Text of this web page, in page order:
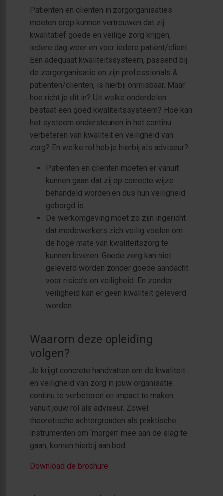
Patiënten en cliënten in zorgorganisaties
moeten erop kunnen vertrouwen dat zij
kwalitatief goede en veilige zorg krijgen,
iedere dag weer en voor iedere patiënt/client.
Een adequaat kwaliteitssysteem, passend bij
de zorgorganisatie en zijn professionals &
patiënten/cliënten, is hierbij onmisbaar. Maar
hoe richt je dit in? Uit welke onderdelen
bestaat een goed kwaliteitssysteem? Hoe kan
het systeem ondersteunen in het continu
verbeteren van kwaliteit en veiligheid van
zorg? En welke rol heb je hierbij als adviseur?
Patiënten en cliënten moeten er vanuit
kunnen gaan dat zij op correcte wijze
behandeld worden en dus hun veiligheid
geborgd is
De werkomgeving moet zo zijn ingericht
dat medewerkers zich veilig voelen om
de hoge mate van kwaliteitszorg te
kunnen leveren. Goede zorg kan niet
geleverd worden zonder goede aandacht
voor risico’s en veiligheid. En zonder
veiligheid kan er geen kwaliteit geleverd
worden
Waarom deze opleiding
volgen?
Je krijgt concrete handvatten om de kwaliteit
en veiligheid van zorg in jouw organisatie
continu te verbeteren en impact te maken
vanuit jouw rol als adviseur. Zowel
theoretische achtergronden als praktische
instrumenten om ‘morgen’ mee aan de slag te
gaan, komen hierbij aan bod.
Download de brochure